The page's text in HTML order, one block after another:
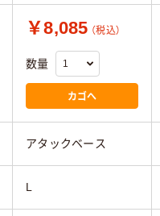
￥8,085 （税込）
数量
カゴへ
アタックベース
L